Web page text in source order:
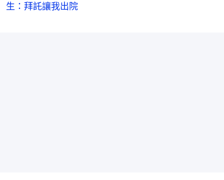
生：拜託讓我出院